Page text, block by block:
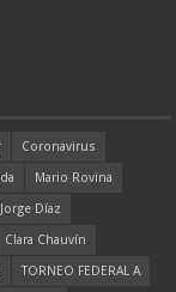
Coronavirus
Mario Rovina
Jorge Díaz
Clara Chauvín
TORNEO FEDERAL A